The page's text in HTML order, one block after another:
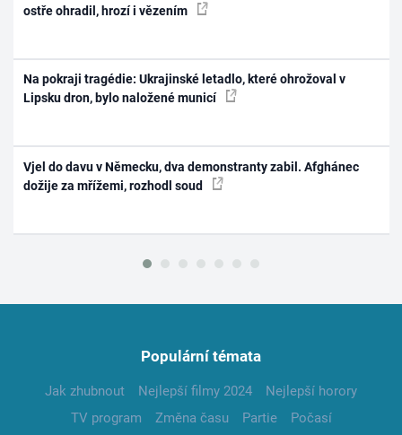
ostře ohradil, hrozí i vězením
Na pokraji tragédie: Ukrajinské letadlo, které ohrožoval v
Lipsku dron, bylo naložené municí
Vjel do davu v Německu, dva demonstranty zabil. Afghánec
dožije za mřížemi, rozhodl soud
Populární témata
Jak zhubnout Nejlepší filmy 2024
Nejlepší horory
TV program
Změna času Partie
Počasí